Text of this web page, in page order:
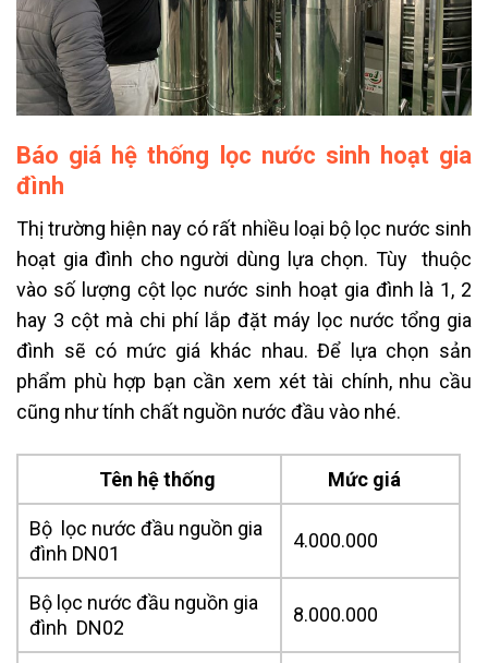
Báo giá hệ thống lọc nước sinh hoạt gia
đình
Thị trường hiện nay có rất nhiều loại bộ lọc nước sinh
hoạt gia đình cho người dùng lựa chọn. Tùy thuộc
vào số lượng cột lọc nước sinh hoạt gia đình là 1, 2
hay 3 cột mà chi phí lắp đặt máy lọc nước tổng gia
đình sẽ có mức giá khác nhau. Để lựa chọn sản
phẩm phù hợp bạn cần xem xét tài chính, nhu cầu
cũng như tính chất nguồn nước đầu vào nhé.
Tên hệ thống Mức giá
Bộ lọc nước đầu nguồn gia
đình DN01
4.000.000
Bộ lọc nước đầu nguồn gia
đình DN02
8.000.000